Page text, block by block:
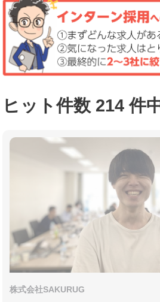
ヒット件数 214 件
株式会社SAKURUG